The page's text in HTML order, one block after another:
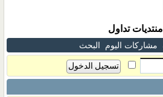
منتديات تداول
مشاركات اليوم البحث